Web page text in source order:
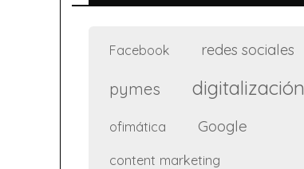
Facebook redes sociales
pymes digitalización
ofimática Google
content marketing